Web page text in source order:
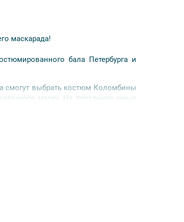
маскарада!
бала Петербурга и
смогут выбрать костюм Коломбины
маску. На празднике юных